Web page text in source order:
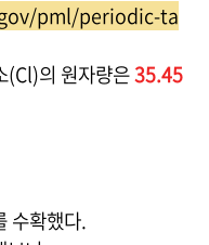
pml/periodic-ta
(Cl)의 원자량은35.45
수확했다.